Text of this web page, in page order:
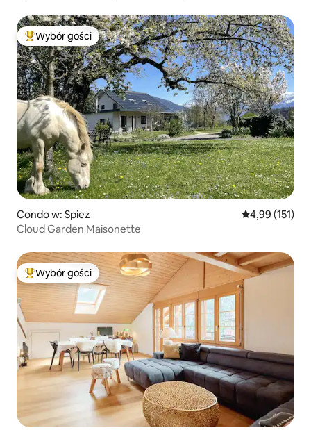
Najpopularniejsze z kategorii Wybór gości
Wybór gości
Condo w: Spiez Średnia
4,99 (151)
Cloud Garden Maisonette
Najpopularniejsze z kategorii Wybór gości
Wybór gości